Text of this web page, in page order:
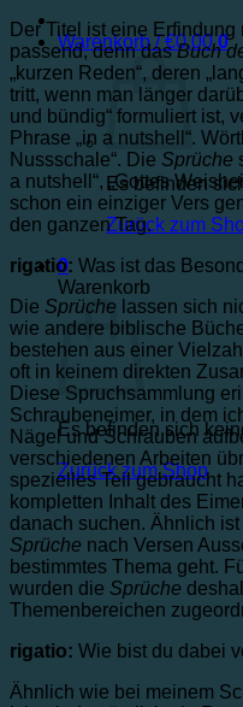
Warenkorb /€0,00 0
Es befinden
Zurück zum
0
Warenkorb
Es befinden sich
Zurück zum Shop
Der Titel ist eine
passend, denn dasBuch
„kurzen Reden“, deren
tritt, wenn man länger
und bündig“ formuliert ist,
Phrase „in a nutshell“.
Nussschale“. Die Sprüche
a nutshell“, „Gottes
schon ein einziger Vers
den ganzen Tag.
rigatio: Was ist das
Die Sprüche lassen sich
wie andere biblische
bestehen aus einer
oft in keinem direkten
Diese Spruchsammlung
Schraubeneimer, in dem
Nägel und Schrauben
verschiedenen Arbeiten
spezielles Teil gebraucht
kompletten Inhalt des
danach suchen. Ähnlich
Sprüche nach Versen
bestimmtes Thema geht.
wurden die Sprüche
Themenbereichen
rigatio: Wie bist du dabei
Ähnlich wie bei meinem